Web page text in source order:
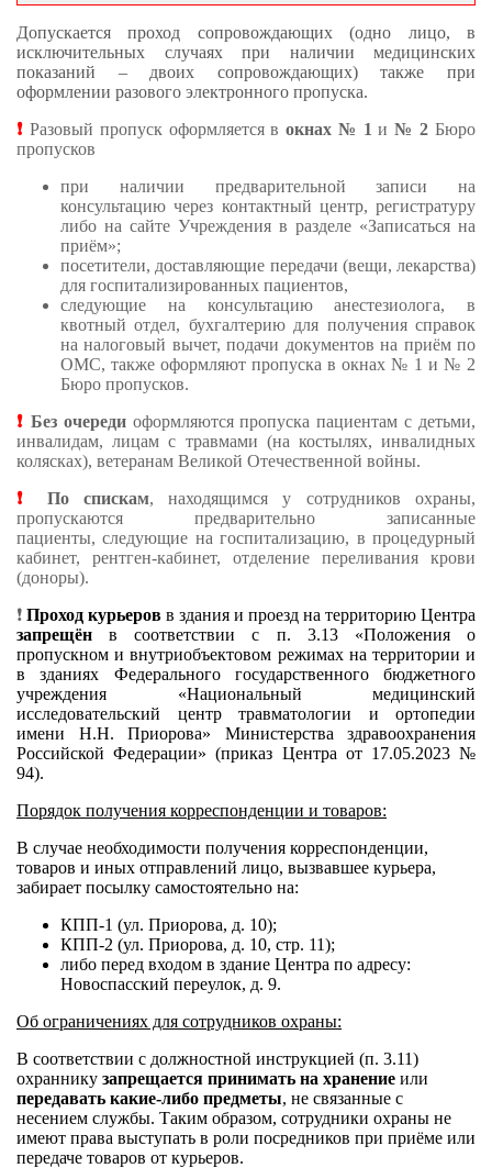
Допускается проход сопровождающих (одно лицо, в
исключительных случаях при наличии медицинских
показаний – двоих сопровождающих) также при
оформлении разового электронного пропуска.
❗ Разовый пропуск оформляется в окнах № 1 и№ 2Бюро
пропусков
при наличии предварительной записи на
консультацию через контактный центр, регистратуру
либо на сайте Учреждения в разделе «Записаться на
приём»;
посетители, доставляющие передачи (вещи, лекарства)
для госпитализированных пациентов,
следующие на консультацию анестезиолога, в
квотный отдел, бухгалтерию для получения справок
на налоговый вычет, подачи документов на приём по
ОМС, также оформляют пропуска в окнах № 1 и № 2
Бюро пропусков.
❗ Без очередиоформляются пропуска пациентам с детьми,
инвалидам, лицам с травмами (на костылях, инвалидных
колясках), ветеранам Великой Отечественной войны.
❗
По спискам, находящимся у сотрудников охраны,
пропускаются предварительно записанные
пациенты, следующие на госпитализацию, в процедурный
кабинет, рентген-кабинет, отделение переливания крови
(доноры).
❗ Проход курьеров в здания и проезд на территорию Центра
запрещён в соответствии с п. 3.13 «Положения о
пропускном и внутриобъектовом режимах на территории и
в зданиях Федерального государственного бюджетного
учреждения «Национальный медицинский
исследовательский центр травматологии и ортопедии
имени Н.Н. Приорова» Министерства здравоохранения
Российской Федерации» (приказ Центра от 17.05.2023 №
94).
Порядок получения корреспонденции и товаров:
В случае необходимости получения корреспонденции,
товаров и иных отправлений лицо, вызвавшее курьера,
забирает посылку самостоятельно на:
КПП-1 (ул. Приорова, д. 10);
КПП-2 (ул. Приорова, д. 10, стр. 11);
либо перед входом в здание Центра по адресу:
Новоспасский переулок, д. 9.
Об ограничениях для сотрудников охраны:
В соответствии с должностной инструкцией (п. 3.11)
охраннику запрещается принимать на хранение или
передавать какие-либо предметы, не связанные с
несением службы. Таким образом, сотрудники охраны не
имеют права выступать в роли посредников при приёме или
передаче товаров от курьеров.